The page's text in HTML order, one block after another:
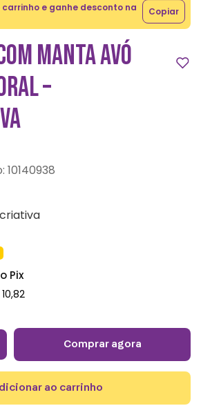
e ganhe desconto na
Copiar
MANTA AVÓ
–
: 10140938
Pix
10,82
comprar agora
adicionar ao carrinho